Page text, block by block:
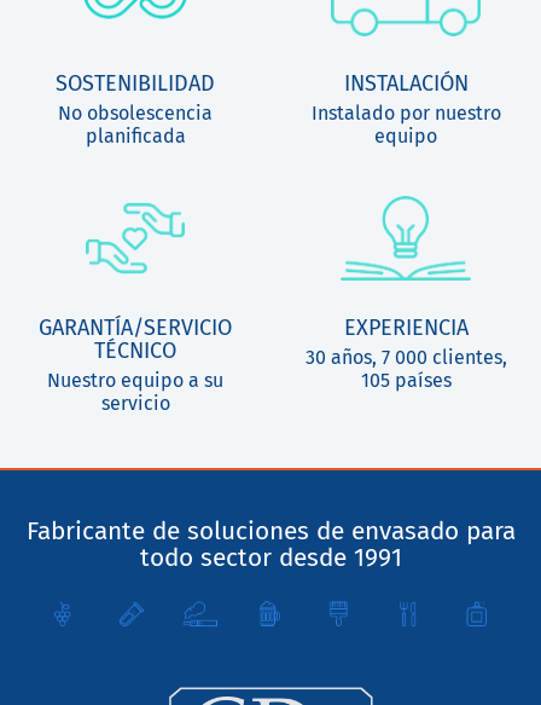
SOSTENIBILIDAD
No obsolescencia
planificada
INSTALACIÓN
Instalado por nuestro
equipo
GARANTÍA/SERVICIO
TÉCNICO
Nuestro equipo a su
servicio
EXPERIENCIA
30 años, 7 000 clientes,
105 países
Fabricante de soluciones de envasado para
todo sector desde 1991